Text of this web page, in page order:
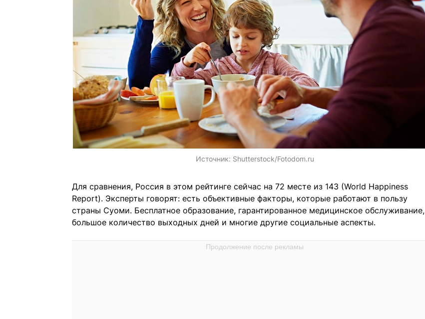
Источник: Shutterstock/Fotodom.ru
Для сравнения, Россия в этом рейтинге сейчас на 72 месте из 143 (World Happiness
Report). Эксперты говорят: есть объективные факторы, которые работают в пользу
страны Суоми. Бесплатное образование, гарантированное медицинское обслуживание,
большое количество выходных дней и многие другие социальные аспекты.